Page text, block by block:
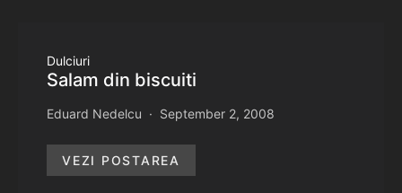
Dulciuri
Salam din biscuiti
Eduard Nedelcu September 2, 2008
VEZI POSTAREA